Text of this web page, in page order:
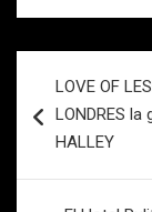
de
entradas
LOVE OF
LONDRES
HALLEY